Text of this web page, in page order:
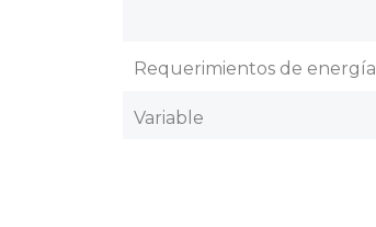
Requerimientos de energía
Variable